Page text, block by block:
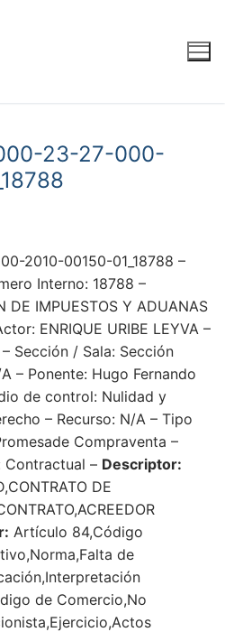
23-27-000-
2010-00150-01_18788 –
Interno: 18788 –
DE IMPUESTOS Y ADUANAS
ENRIQUE URIBE LEYVA –
Sección / Sala: Sección
– Ponente: Hugo Fernando
de control: Nulidad y
– Recurso: N/A – Tipo
Compraventa –
Contractual – Descriptor:
DE
Artículo 84,Código
de
de Comercio,No